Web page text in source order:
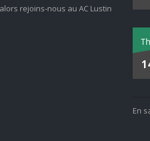
rejoins-nous au AC Lustin
En